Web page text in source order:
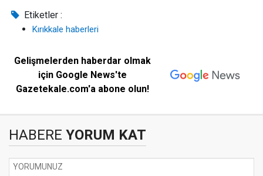
Etiketler :
Kırıkkale haberleri
Gelişmelerden haberdar olmak
için Google News'te
Gazetekale.com'a abone olun!
HABERE YORUM KAT